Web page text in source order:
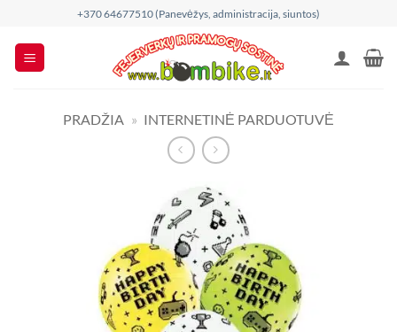
content
+370 64677510 (Panevėžys, administracija, siuntos)
PRADŽIA » INTERNETINĖ PARDUOTUVĖ